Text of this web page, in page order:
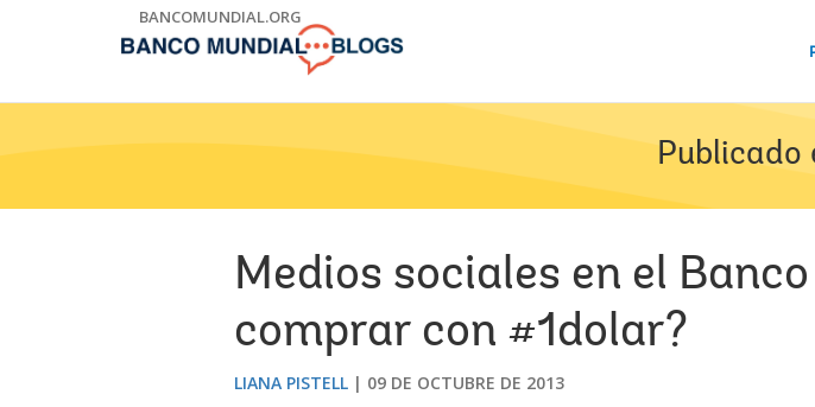
BANCOMUNDIAL.ORG
Publicado
Medios sociales en el
comprar con #1dolar?
LIANA PISTELL 09 DE OCTUBRE DE 2013